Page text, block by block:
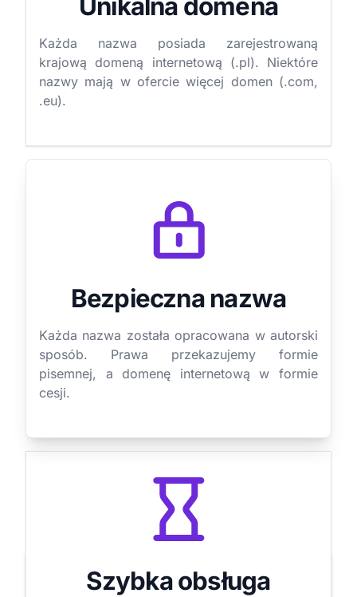
Unikalna domena
Każda nazwa posiada zarejestrowaną
krajową domeną internetową (.pl). Niektóre
nazwy mają w ofercie więcej domen (.com,
.eu).
Bezpieczna nazwa
Każda nazwa została opracowana w autorski
sposób. Prawa przekazujemy formie
pisemnej, a domenę internetową w formie
cesji.
Szybka obsługa